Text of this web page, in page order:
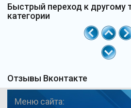
Быстрый переход к другому
категории
Отзывы Вконтакте
Меню сайта: